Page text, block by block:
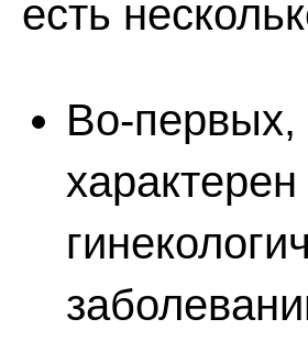
есть
Во-первых,